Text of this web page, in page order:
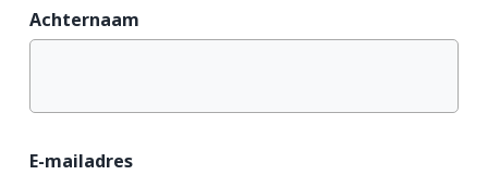
Achternaam
E-mailadres